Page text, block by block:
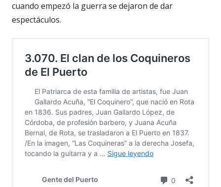
cuando empezó la guerra se dejaron de dar
espectáculos.